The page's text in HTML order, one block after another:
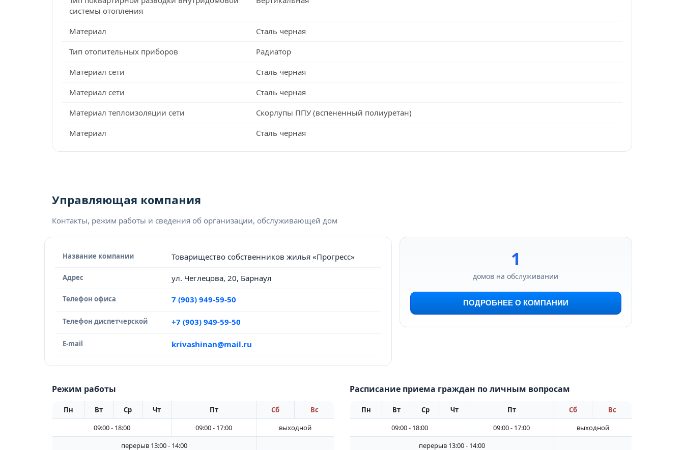
системы отопления
Материал
Сталь черная
Тип отопительных приборов
Радиатор
Материал сети
Сталь черная
Материал сети
Сталь черная
Материал теплоизоляции сети
Скорлупы ППУ (вспененный полиуретан)
Материал
Сталь черная
Управляющая компания
Контакты, режим работы и сведения об организации, обслуживающей дом
Название компании Товарищество собственников жилья «Прогресс»
Адрес ул. Чеглецова, 20, Барнаул
Телефон офиса 7 (903) 949-59-50
Телефон диспетчерской +7 (903) 949-59-50
E-mail krivashinan@mail.ru
1
домов на обслуживании
ПОДРОБНЕЕ О КОМПАНИИ
Режим работы
Пн Вт Ср Чт Пт Сб
Вс
09:00 - 18:00
09:00 - 17:00
выходной
перерыв 13:00 - 14:00
Расписание приема граждан по личным вопросам
Пн Вт Ср Чт Пт Сб
Вс
09:00 - 18:00
09:00 - 17:00
выходной
перерыв 13:00 - 14:00